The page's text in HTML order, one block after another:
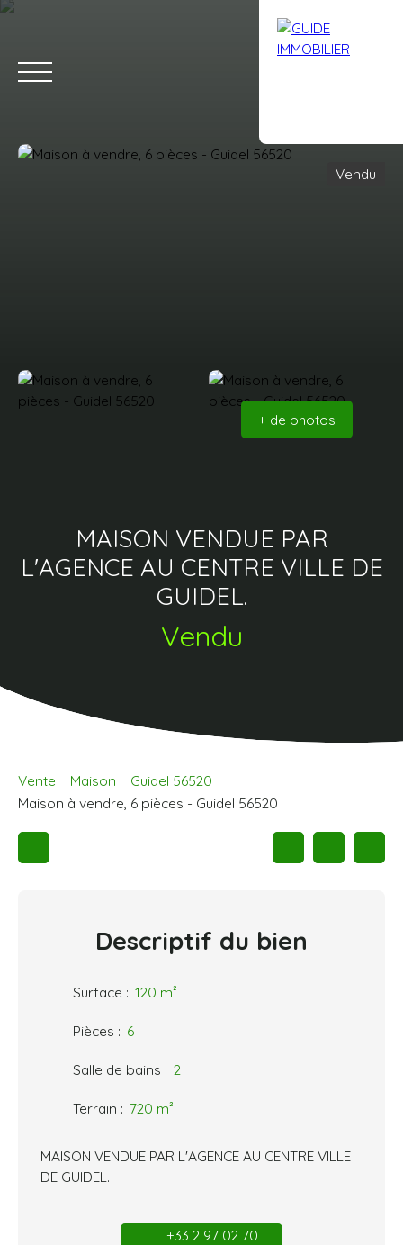
Estimation
Vendu
+ de photos
MAISON VENDUE PAR
L'AGENCE AU CENTRE VILLE DE
GUIDEL.
Vendu
Vente Maison
Guidel 56520
Maison à vendre, 6 pièces - Guidel 56520
Descriptif du bien
Surface : 120 m²
Pièces : 6
Salle de bains : 2
Terrain : 720 m²
MAISON VENDUE PAR L'AGENCE AU CENTRE VILLE
DE GUIDEL.
+33 2 97 02 70